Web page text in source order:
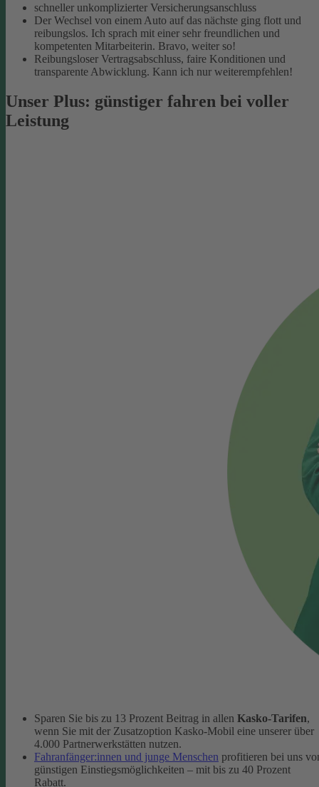
schneller unkomplizierter Versicherungsanschluss
Der Wechsel von einem Auto auf das nächste ging flott und
reibungslos. Ich sprach mit einer sehr freundlichen und
kompetenten Mitarbeiterin. Bravo, weiter so!
Reibungsloser Vertragsabschluss, faire Konditionen und
transparente Abwicklung. Kann ich nur weiterempfehlen!
Unser Plus: günstiger fahren bei voller
Leistung
Sparen Sie bis zu 13 Prozent Beitrag in allen Kasko-Tarifen,
wenn Sie mit der Zusatzoption Kasko-Mobil eine unserer über
4.000 Partnerwerkstätten nutzen.
Fahranfänger:innen und junge Menschen profitieren bei uns
günstigen Einstiegsmöglichkeiten – mit bis zu 40 Prozent
Rabatt.